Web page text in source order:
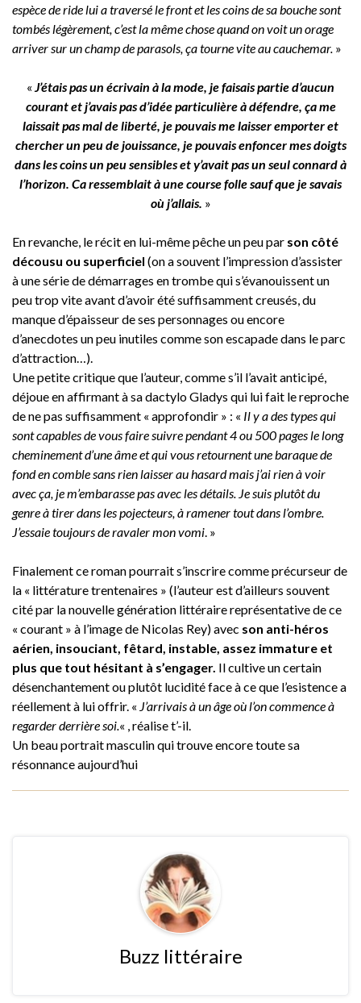
espèce de ride lui a traversé le front et les coins de sa bouche sont
tombés légèrement, c’est la même chose quand on voit un orage
arriver sur un champ de parasols, ça tourne vite au cauchemar. »
« J’étais pas un écrivain à la mode, je faisais partie d’aucun
courant et j’avais pas d’idée particulière à défendre, ça me
laissait pas mal de liberté, je pouvais me laisser emporter et
chercher un peu de jouissance, je pouvais enfoncer mes doigts
dans les coins un peu sensibles et y’avait pas un seul connard à
l’horizon. Ca ressemblait à une course folle sauf que je savais
où j’allais. »
En revanche, le récit en lui-même pêche un peu par son côté
décousu ou superficiel (on a souvent l’impression d’assister
à une série de démarrages en trombe qui s’évanouissent un
peu trop vite avant d’avoir été suffisamment creusés, du
manque d’épaisseur de ses personnages ou encore
d’anecdotes un peu inutiles comme son escapade dans le parc
d’attraction…).
Une petite critique que l’auteur, comme s’il l’avait anticipé,
déjoue en affirmant à sa dactylo Gladys qui lui fait le reproche
de ne pas suffisamment « approfondir » : « Il y a des types qui
sont capables de vous faire suivre pendant 4 ou 500 pages le long
cheminement d’une âme et qui vous retournent une baraque de
fond en comble sans rien laisser au hasard mais j’ai rien à voir
avec ça, je m’embarasse pas avec les détails. Je suis plutôt du
genre à tirer dans les pojecteurs, à ramener tout dans l’ombre.
J’essaie toujours de ravaler mon vomi . »
Finalement ce roman pourrait s’inscrire comme précurseur de
la « littérature trentenaires » (l’auteur est d’ailleurs souvent
cité par la nouvelle génération littéraire représentative de ce
« courant » à l’image de Nicolas Rey) avec son anti-héros
aérien, insouciant, fêtard, instable, assez immature et
plus que tout hésitant à s’engager. Il cultive un certain
désenchantement ou plutôt lucidité face à ce que l’esistence a
réellement à lui offrir. « J’arrivais à un âge où l’on commence à
regarder derrière soi. « , réalise t’-il.
Un beau portrait masculin qui trouve encore toute sa
résonnance aujourd’hui
Buzz littéraire